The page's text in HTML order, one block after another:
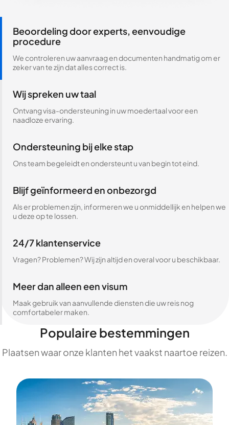
Beoordeling door experts, eenvoudige
procedure
We controleren uw aanvraag en documenten handmatig om er
zeker van te zijn dat alles correct is.
Wij spreken uw taal
Ontvang visa-ondersteuning in uw moedertaal voor een
naadloze ervaring.
Ondersteuning bij elke stap
Ons team begeleidt en ondersteunt u van begin tot eind.
Blijf geïnformeerd en onbezorgd
Als er problemen zijn, informeren we u onmiddellijk en helpen we
u deze op te lossen.
24/7 klantenservice
Vragen? Problemen? Wij zijn altijd en overal voor u beschikbaar.
Meer dan alleen een visum
Maak gebruik van aanvullende diensten die uw reis nog
comfortabeler maken.
Populaire bestemmingen
Plaatsen waar onze klanten het vaakst naartoe reizen.